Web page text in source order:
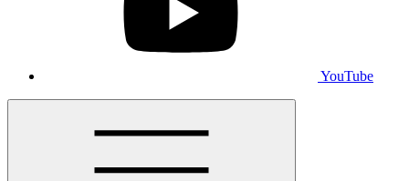
YouTube